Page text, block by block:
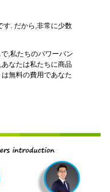
す. だから,非常に少数
,私たちのパワーバン
なたは私たちに商品
無料の費用であなた